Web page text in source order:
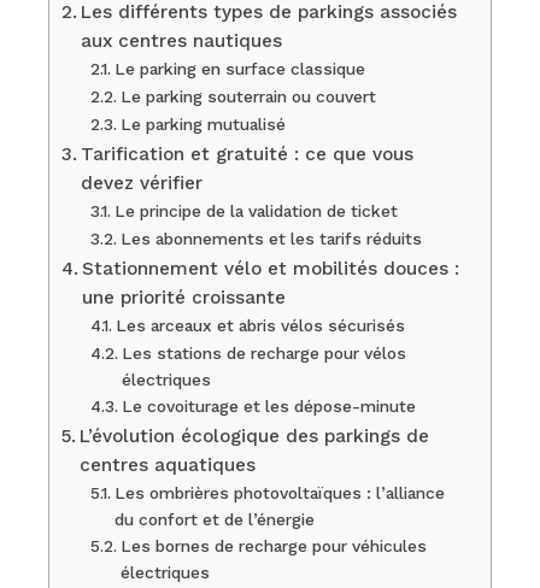
Les différents types de parkings associés
aux centres nautiques
Le parking en surface classique
Le parking souterrain ou couvert
Le parking mutualisé
Tarification et gratuité : ce que vous
devez vérifier
Le principe de la validation de ticket
Les abonnements et les tarifs réduits
Stationnement vélo et mobilités douces :
une priorité croissante
Les arceaux et abris vélos sécurisés
Les stations de recharge pour vélos
électriques
Le covoiturage et les dépose-minute
L’évolution écologique des parkings de
centres aquatiques
Les ombrières photovoltaïques : l’alliance
du confort et de l’énergie
Les bornes de recharge pour véhicules
électriques